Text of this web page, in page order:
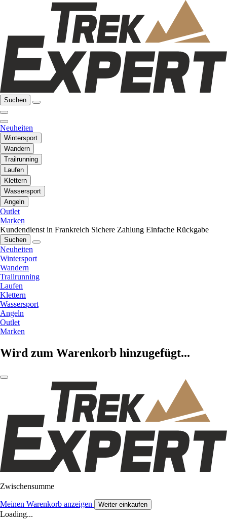
Suchen
Neuheiten
Wintersport
Wandern
Trailrunning
Laufen
Klettern
Wassersport
Angeln
Outlet
Marken
Kundendienst in Frankreich Sichere Zahlung Einfache Rückgabe
Suchen
Neuheiten
Wintersport
Wandern
Trailrunning
Laufen
Klettern
Wassersport
Angeln
Outlet
Marken
Wird zum Warenkorb hinzugefügt...
Zwischensumme
Meinen Warenkorb anzeigen Weiter einkaufen
Loading...